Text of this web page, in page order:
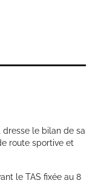
dresse le bilan de sa
route sportive et
le TAS fixée au 8